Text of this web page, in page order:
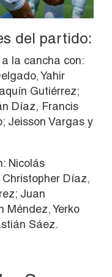
del partido:
la cancha con:
Yahir
Gutiérrez;
Díaz, Francis
Jeisson Vargas y
Nicolás
Díaz,
Juan
Méndez, Yerko
Sáez.